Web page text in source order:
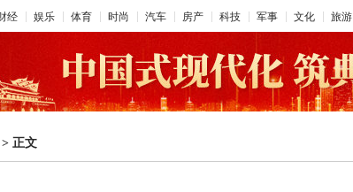
经 娱乐 体育 时尚 汽车 房产 科技 军事 文化 旅游
> 正文